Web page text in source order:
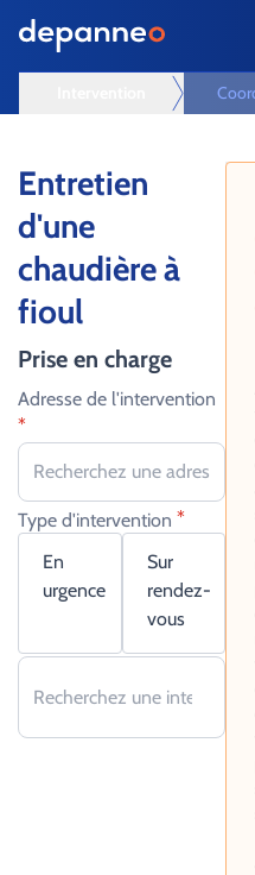
Entretien
d'une
chaudière à
fioul
Prise en charge
Adresse de l'intervention
*
Type d'intervention *
En
urgence
Sur
rendez-
vous